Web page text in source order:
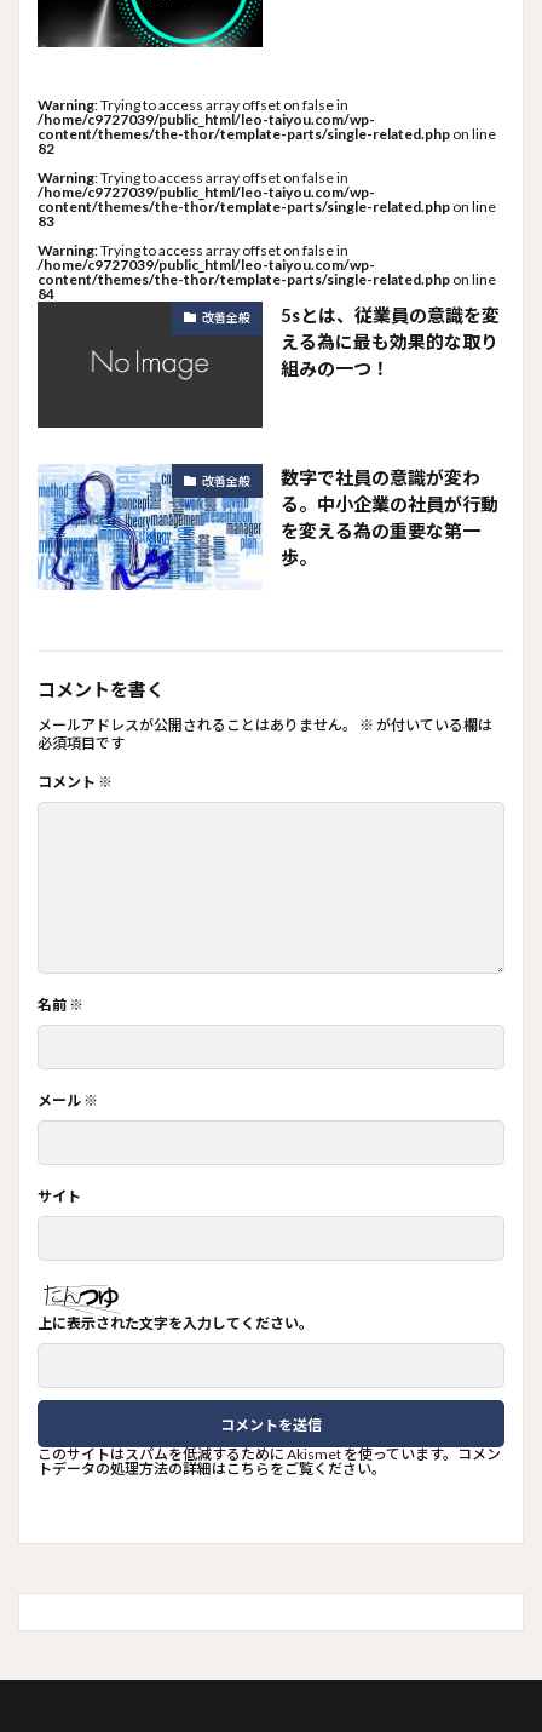
Warning: Trying to access array offset on false in
/home/c9727039/public_html/leo-taiyou.com/wp-
content/themes/the-thor/template-parts/single-related.php on line
82
Warning: Trying to access array offset on false in
/home/c9727039/public_html/leo-taiyou.com/wp-
content/themes/the-thor/template-parts/single-related.php on line
83
Warning: Trying to access array offset on false in
/home/c9727039/public_html/leo-taiyou.com/wp-
content/themes/the-thor/template-parts/single-related.php on line
84
改善全般
5sとは、従業員の意識を変
える為に最も効果的な取り
組みの一つ！
改善全般
数字で社員の意識が変わ
る。中小企業の社員が行動
を変える為の重要な第一
歩。
コメントを書く
メールアドレスが公開されることはありません。 ※ が付いている欄は
必須項目です
コメント ※
名前 ※
メール ※
サイト
上に表示された文字を入力してください。
このサイトはスパムを低減するために Akismet を使っています。 コメン
トデータの処理方法の詳細はこちらをご覧ください。